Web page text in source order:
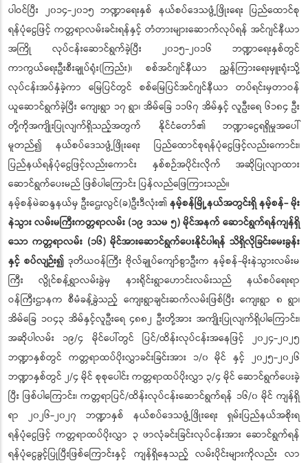
ပါဝင်ပြီး ၂၀၁၄-၂၀၁၅ ဘဏ္ဍာရေးနှစ် နယ်စပ်ဒေသဖွံ့ဖြိုးရေး ပြည်ထောင်စု
ရန်ပုံငွေဖြင့် ကတ္တရာလမ်းခင်းရန်နှင့် တံတားများဆောက်လုပ်ရန် အင်ဂျင်နီယာ
အကြို လုပ်ငန်းဆောင်ရွက်ခဲ့ပြီး ၂၀၁၅-၂၀၁၆ ဘဏ္ဍာရေးနှစ်တွင်
ကာကွယ်ရေးဦးစီးချုပ်ရုံး(ကြည်း)၊ စစ်အင်ဂျင်နီယာ ညွှန်ကြားရေးမှူးရုံးသို့
လုပ်ငန်းအပ်နှံခဲ့ကာ မြေပြင်တွင် စစ်မြေပြင်အင်ဂျင်နီယာ တပ်ရင်းမှတာဝန်
ယူဆောင်ရွက်ခဲ့ပြီး ကျေးရွာ ၁၇ ရွာ၊ အိမ်ခြေ ၁၁၆၇ အိမ်နှင့် လူဦးရေ ၆၁၈၄ ဦး
တို့ကိုအကျိုးပြုလျက်ရှိသည့်အတွက် နိုင်ငံတော်၏ ဘဏ္ဍာငွေရရှိမှုအပေါ်
မူတည်၍ နယ်စပ်ဒေသဖွံ့ဖြိုးရေး ပြည်ထောင်စုရန်ပုံငွေဖြင့်လည်းကောင်း၊
ပြည်နယ်ရန်ပုံငွေဖြင့်လည်းကောင်း နှစ်စဉ်အပိုင်းလိုက် အဆိုပြုလျာထား
ဆောင်ရွက်ပေးမည် ဖြစ်ပါကြောင်း ပြန်လည်ဖြေကြားသည်။
နမ့်စန်မဲဆန္ဒနယ်မှ ဦးဌေးလွင်(ခ)ဦးဒီလုံး၏နမ့်စန်မြို့နယ်အတွင်းရှိ နမ့်စန်- မိုး
နဲသွား လမ်းမကြီးကတ္တရာလမ်း (၁၉ ဒသမ ၅) မိုင်အနက် ဆောင်ရွက်ရန်ကျန်ရှိ
သော ကတ္တရာလမ်း (၁၆) မိုင်အားဆောင်ရွက်ပေးနိုင်ပါရန် သိရှိလိုခြင်းမေးခွန်း
နှင့် စပ်လျဉ်း၍ ဒုတိယဝန်ကြီး ဗိုလ်ချုပ်ကျော်စွာဦးက နမ့်စန်-မိုးနဲသွားလမ်းမ
ကြီး လွိုင်စန့်ရွာလမ်းခွဲမှ နားရိုင်းရွာဟောင်းလမ်းသည် နယ်စပ်ရေးရာ
ဝန်ကြီးဌာနက စီမံခန့်ခွဲသည့် ကျေးရွာချင်းဆက်လမ်းဖြစ်ပြီး ကျေးရွာ ၈ ရွာ၊
အိမ်ခြေ ၁၀၄၃ အိမ်နှင့်လူဦးရေ ၄၈၈၂ ဦးတို့အား အကျိုးပြုလျက်ရှိပါကြောင်း၊
အဆိုပါလမ်း ၁၉/၄ မိုင်ပေါ်တွင် ပြင်/ထိန်းလုပ်ငန်းအနေဖြင့် ၂၀၂၄-၂၀၂၅
ဘဏ္ဍာနှစ်တွင် ကတ္တရာထပ်ပိုးလွှာခင်းခြင်းအား ၁/၀ မိုင် နှင့် ၂၀၂၅-၂၀၂၆
ဘဏ္ဍာနှစ်တွင် ၂/၄ မိုင် စုစုပေါင်း ကတ္တရာထပ်ပိုးလွှာ ၃/၄ မိုင် ဆောင်ရွက်ပေးခဲ့
ပြီး ဖြစ်ပါကြောင်း၊ ကတ္တရာပြင်/ထိန်းလုပ်ငန်းဆောင်ရွက်ရန် ၁၆/၀ မိုင် ကျန်ရှိ
ရာ ၂၀၂၆-၂၀၂၇ ဘဏ္ဍာနှစ် နယ်စပ်ဒေသဖွံ့ဖြိုးရေး ရှမ်းပြည်နယ်အစိုးရ
ရန်ပုံငွေဖြင့် ကတ္တရာထပ်ပိုးလွှာ ၃ ဖာလုံခင်းခြင်းလုပ်ငန်းအား ဆောင်ရွက်ရန်
ရန်ပုံငွေခွင့်ပြုပြီးဖြစ်ကြောင်းနှင့် ကျန်ရှိနေသည့် လမ်းပိုင်းများကိုလည်း လာ